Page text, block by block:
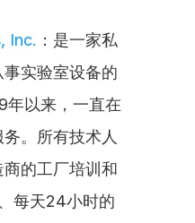
Inc. ：是一家私
实验室设备的
年以来，一直在
。所有技术人
的工厂培训和
每天24小时的